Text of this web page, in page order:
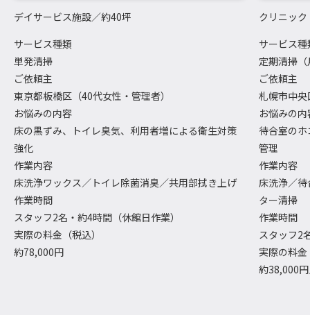
デイサービス施設／約40坪
サービス種類
単発清掃
ご依頼主
東京都板橋区（40代女性・管理者）
お悩みの内容
床の黒ずみ、トイレ臭気、利用者増による衛生対策
強化
作業内容
床洗浄ワックス／トイレ除菌消臭／共用部拭き上げ
作業時間
スタッフ2名・約4時間（休館日作業）
実際の料金（税込）
約78,000円
クリニッ
サービス種
定期清掃
ご依頼主
札幌市中
お悩みの内
待合室の
管理
作業内容
床洗浄／
ター清掃
作業時間
スタッフ2
実際の料
約38,000